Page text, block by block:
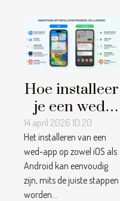
Hoe installeer
je een wed-
app op iOS en
Android?
14 april 2026 10:20
Het installeren van een
wed-app op zowel iOS als
Android kan eenvoudig
zijn, mits de juiste stappen
worden...